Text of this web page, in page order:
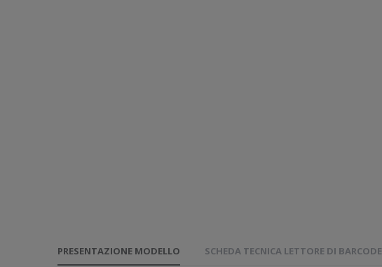
PRESENTAZIONE MODELLO SCHEDA TECNICA LETTORE DI BARCODE